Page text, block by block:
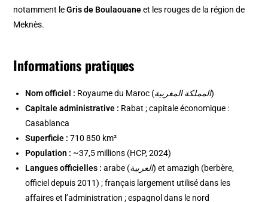
notamment leGris de Boulaouaneet les rouges de la région de
Meknès.
Informations pratiques
Nom officiel : Royaume du Maroc (المملكة المغربية)
Capitale administrative : Rabat ; capitale économique :
Casablanca
Superficie : 710 850 km²
Population : ~37,5 millions (HCP, 2024)
Langues officielles : arabe (العربية) et amazigh (berbère,
officiel depuis 2011) ; français largement utilisé dans les
affaires et l’administration ; espagnol dans le nord